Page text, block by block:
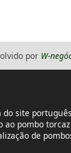
por W-
do site português
ao pombo
de